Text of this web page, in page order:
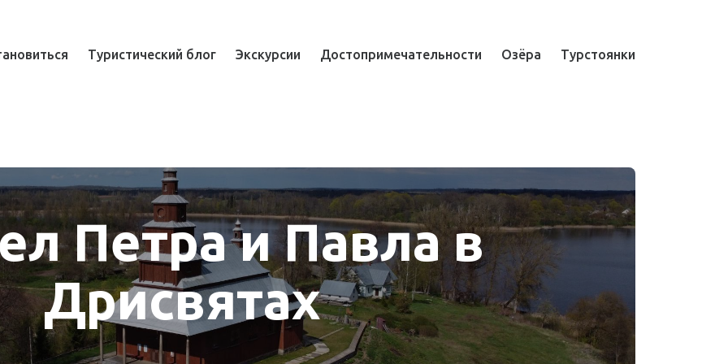
навигация
Туристический блог Экскурсии Достопримечательности Озёра Турстоянки
Петра и Павла в
Дрисвятах